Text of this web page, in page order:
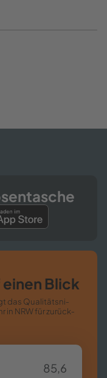
Blick
das Qua­li­täts­ni­
in NRW für zu­rück­
85,6